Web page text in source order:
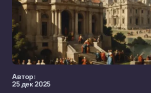
Автор:
25 дек 2025